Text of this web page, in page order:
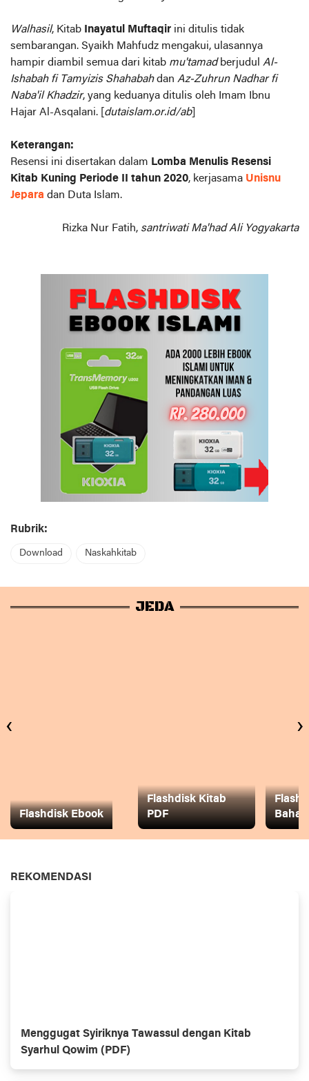
Walhasil, Kitab Inayatul Muftaqir ini ditulis tidak
sembarangan. Syaikh Mahfudz mengakui, ulasannya
hampir diambil semua dari kitab mu'tamadberjudul Al-
Ishabah fi Tamyizis Shahabahdan Az-Zuhrun Nadhar fi
Naba'il Khadzir, yang keduanya ditulis oleh Imam Ibnu
Hajar Al-Asqalani. [ dutaislam.or.id/ab]
Keterangan:
Resensi ini disertakan dalam Lomba Menulis Resensi
Kitab Kuning Periode II tahun 2020, kerjasama Unisnu
Jepara dan Duta Islam.
Rizka Nur Fatih, santriwati Ma'had Ali Yogyakarta
Rubrik:
Download Naskahkitab
JEDA
Flashdisk Ebook
Flashdisk Kitab
PDF
Baha
‹ ›
REKOMENDASI
Menggugat Syiriknya Tawassul dengan Kitab
Syarhul Qowim (PDF)